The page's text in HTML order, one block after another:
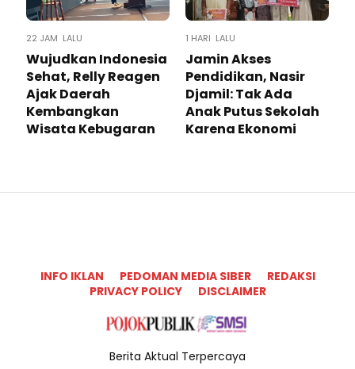
22 JAM LALU
Wujudkan Indonesia
Sehat, Relly Reagen
Ajak Daerah
Kembangkan
Wisata Kebugaran
1 HARI LALU
Jamin Akses
Pendidikan, Nasir
Djamil: Tak Ada
Anak Putus Sekolah
Karena Ekonomi
INFO IKLAN PEDOMAN MEDIA SIBER
REDAKSI
PRIVACY POLICY
DISCLAIMER
Berita Aktual Terpercaya